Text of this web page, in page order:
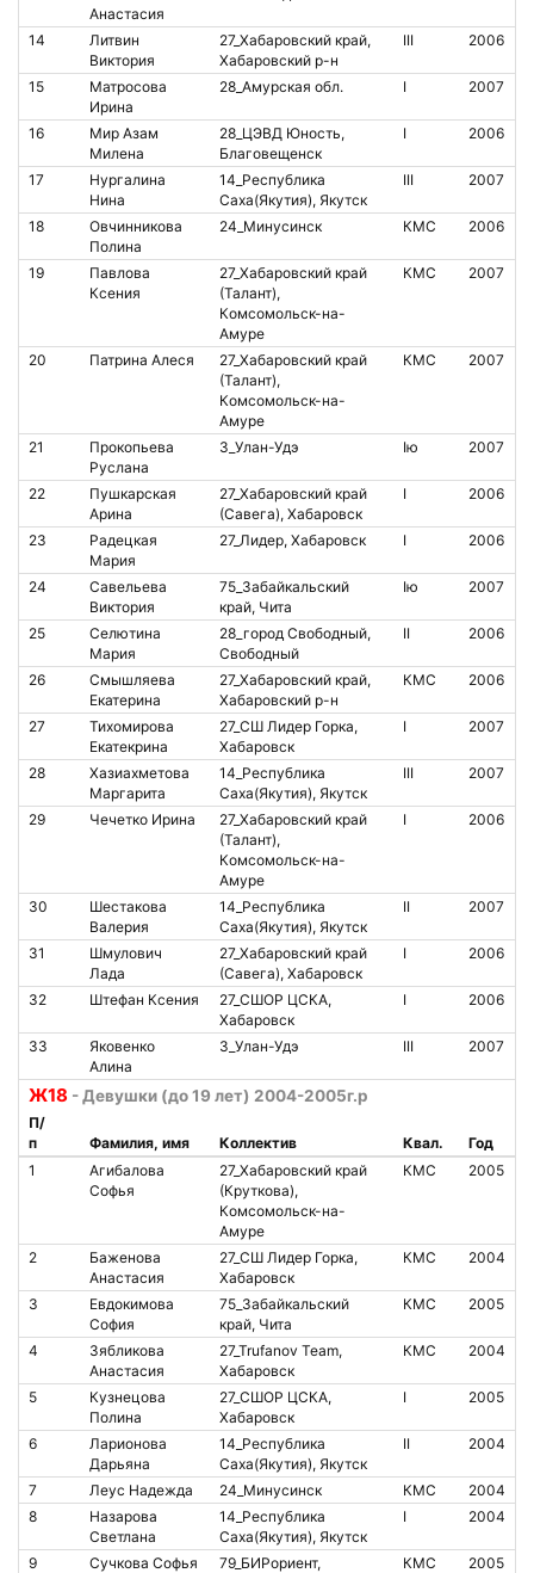
Анастасия
14
Литвин
Виктория
27_Хабаровский край,
Хабаровский р-н
III 2006
15
Матросова
Ирина
28_Амурская обл. I 2007
16
Мир Азам
Милена
28_ЦЭВД Юность,
Благовещенск
I 2006
17
Нургалина
Нина
14_Республика
Саха(Якутия), Якутск
III 2007
18
Овчинникова
Полина
24_Минусинск КМС 2006
19
Павлова
Ксения
27_Хабаровский край
(Талант),
Комсомольск-на-
Амуре
КМС 2007
20 Патрина Алеся
27_Хабаровский край
(Талант),
Комсомольск-на-
Амуре
КМС 2007
21
Прокопьева
Руслана
3_Улан-Удэ Iю 2007
22
Пушкарская
Арина
27_Хабаровский край
(Савега), Хабаровск
I 2006
23
Радецкая
Мария
27_Лидер, Хабаровск I 2006
24
Савельева
Виктория
75_Забайкальский
край, Чита
Iю 2007
25
Селютина
Мария
28_город Свободный,
Свободный
II 2006
26
Смышляева
Екатерина
27_Хабаровский край,
Хабаровский р-н
КМС 2006
27
Тихомирова
Екатекрина
27_СШ Лидер Горка,
Хабаровск
I 2007
28
Хазиахметова
Маргарита
14_Республика
Саха(Якутия), Якутск
III 2007
29 Чечетко Ирина
27_Хабаровский край
(Талант),
Комсомольск-на-
Амуре
I 2006
30
Шестакова
Валерия
14_Республика
Саха(Якутия), Якутск
II 2007
31
Шмулович
Лада
27_Хабаровский край
(Савега), Хабаровск
I 2006
32 Штефан Ксения
27_СШОР ЦСКА,
Хабаровск
I 2006
33
Яковенко
Алина
3_Улан-Удэ III 2007
Ж18 - Девушки (до 19 лет) 2004-2005г.р
П/
п
Фамилия, имя Коллектив Квал. Год
1
Агибалова
Софья
27_Хабаровский край
(Круткова),
Комсомольск-на-
Амуре
КМС 2005
2
Баженова
Анастасия
27_СШ Лидер Горка,
Хабаровск
КМС 2004
3
Евдокимова
София
75_Забайкальский
край, Чита
КМС 2005
4
Зябликова
Анастасия
27_Trufanov Team,
Хабаровск
КМС 2004
5
Кузнецова
Полина
27_СШОР ЦСКА,
Хабаровск
I 2005
6
Ларионова
Дарьяна
14_Республика
Саха(Якутия), Якутск
II 2004
7 Леус Надежда 24_Минусинск КМС 2004
8
Назарова
Светлана
14_Республика
Саха(Якутия), Якутск
I 2004
9 Сучкова Софья
79_БИРориент,
КМС 2005